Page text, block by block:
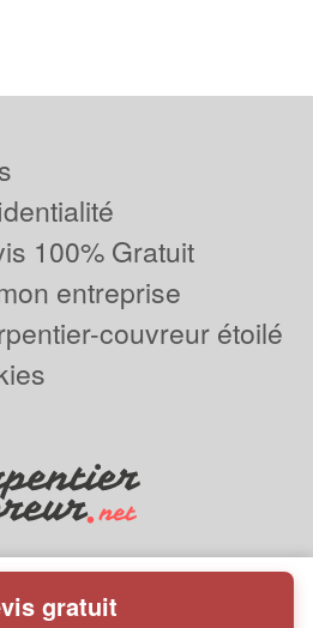
100% Gratuit
entreprise
couvreur étoilé
byPlus que pro
gratuit